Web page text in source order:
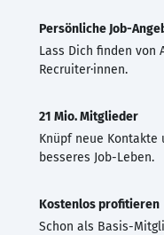
Persönliche Job-
Lass Dich finden von
Recruiter·innen.
21 Mio. Mitglieder
Knüpf neue
besseres Job-Leben.
Kostenlos profitieren
Schon als Basis-